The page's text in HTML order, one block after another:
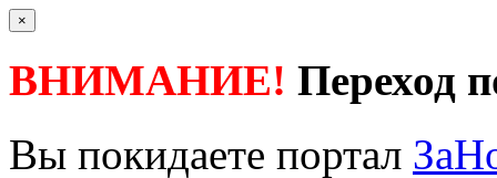
×
ВНИМАНИЕ! Переход
Вы покидаете портал